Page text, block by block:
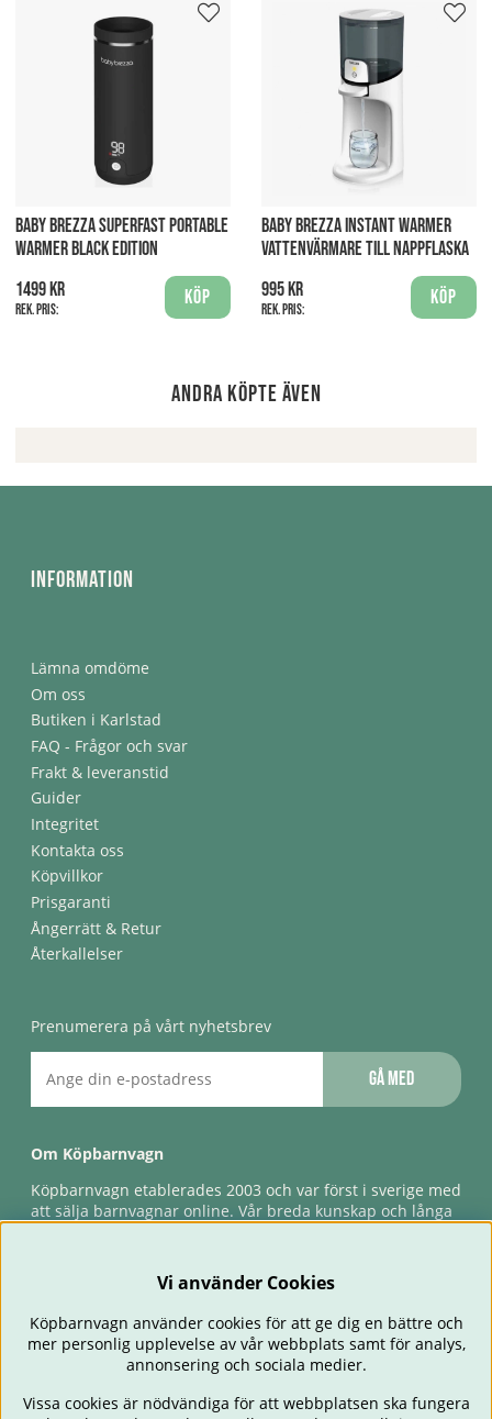
BABY BREZZA SUPERFAST PORTABLE
WARMER BLACK EDITION
1499 kr
Rek. pris:
Köp
BABY BREZZA INSTANT WARMER
VATTENVÄRMARE TILL NAPPFLASKA
995 kr
Rek. pris:
Köp
Andra köpte även
Information
Lämna omdöme
Om oss
Butiken i Karlstad
FAQ - Frågor och svar
Frakt & leveranstid
Guider
Integritet
Kontakta oss
Köpvillkor
Prisgaranti
Ångerrätt & Retur
Återkallelser
Prenumerera på vårt nyhetsbrev
Gå med
Om Köpbarnvagn
Köpbarnvagn etablerades 2003 och var först i sverige med
att sälja barnvagnar online. Vår breda kunskap och långa
förlossningsgaranti & förlängd ångerrätt.
Vi använder Cookies
Köpbarnvagn använder cookies för att ge dig en bättre och
mer personlig upplevelse av vår webbplats samt för analys,
annonsering och sociala medier.
Vissa cookies är nödvändiga för att webbplatsen ska fungera